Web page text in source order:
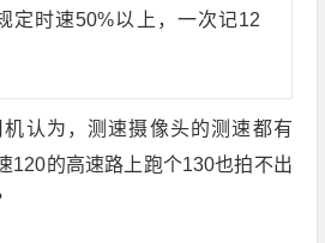
定时速50%以上，一次记12
认为，测速摄像头的测速都有
120的高速路上跑个130也拍不出